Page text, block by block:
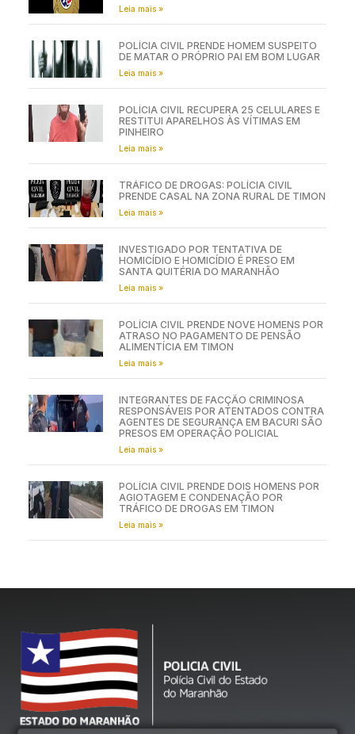
Leia mais »
POLÍCIA CIVIL PRENDE HOMEM SUSPEITO
DE MATAR O PRÓPRIO PAI EM BOM LUGAR
Leia mais »
POLÍCIA CIVIL RECUPERA 25 CELULARES E
RESTITUI APARELHOS ÀS VÍTIMAS EM
PINHEIRO
Leia mais »
TRÁFICO DE DROGAS: POLÍCIA CIVIL
PRENDE CASAL NA ZONA RURAL DE TIMON
Leia mais »
INVESTIGADO POR TENTATIVA DE
HOMICÍDIO E HOMICÍDIO É PRESO EM
SANTA QUITÉRIA DO MARANHÃO
Leia mais »
POLÍCIA CIVIL PRENDE NOVE HOMENS POR
ATRASO NO PAGAMENTO DE PENSÃO
ALIMENTÍCIA EM TIMON
Leia mais »
INTEGRANTES DE FACÇÃO CRIMINOSA
RESPONSÁVEIS POR ATENTADOS CONTRA
AGENTES DE SEGURANÇA EM BACURI SÃO
PRESOS EM OPERAÇÃO POLICIAL
Leia mais »
POLÍCIA CIVIL PRENDE DOIS HOMENS POR
AGIOTAGEM E CONDENAÇÃO POR
TRÁFICO DE DROGAS EM TIMON
Leia mais »